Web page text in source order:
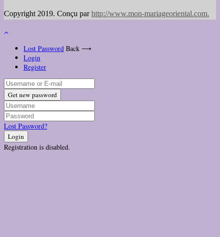
Copyright 2019. Conçu parhttp://www.mon-mariageoriental.com.
Lost Password Back ⟶
Login
Register
Get new password
Lost Password?
Login
Registration is disabled.